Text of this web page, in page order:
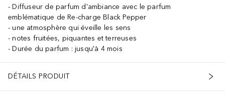
Diffuseur de parfum d'ambiance avec le parfum
emblématique de Re-charge Black Pepper
une atmosphère qui éveille les sens
notes fruitées, piquantes et terreuses
Durée du parfum : jusqu'à 4 mois
DÉTAILS PRODUIT